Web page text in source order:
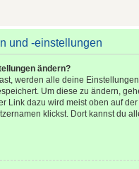
und -einstellungen
ändern?
werden alle deine
Um diese zu ändern,
Link dazu wird meist oben auf
klickst. Dort kannst du